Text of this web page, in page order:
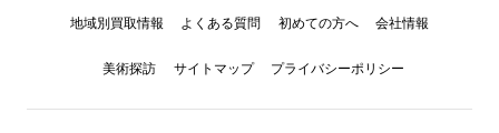
地域別買取情報 よくある質問 初めての方へ 会社情報
美術探訪 サイトマップ プライバシーポリシー